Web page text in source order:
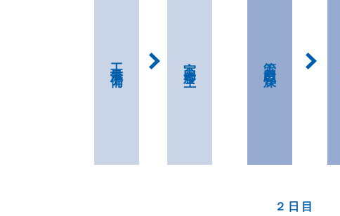
工事準備 室内養生 管内乾燥